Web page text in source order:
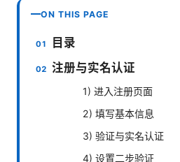
ON THIS PAGE
目录
注册与实名认证
1) 进入注册页面
2) 填写基本信息
3) 验证与实名认证
4) 设置二步验证